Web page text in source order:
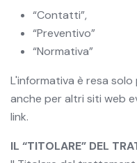
“Contatti”,
“Preventivo”
“Normativa”
L'informativa è resa
anche per altri siti web
link.
IL “TITOLARE” DEL